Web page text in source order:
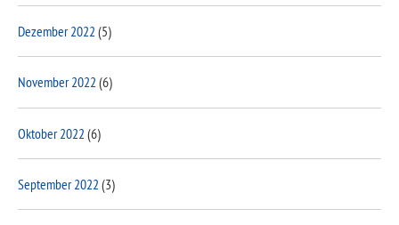
Dezember 2022 (5)
November 2022 (6)
Oktober 2022 (6)
September 2022 (3)